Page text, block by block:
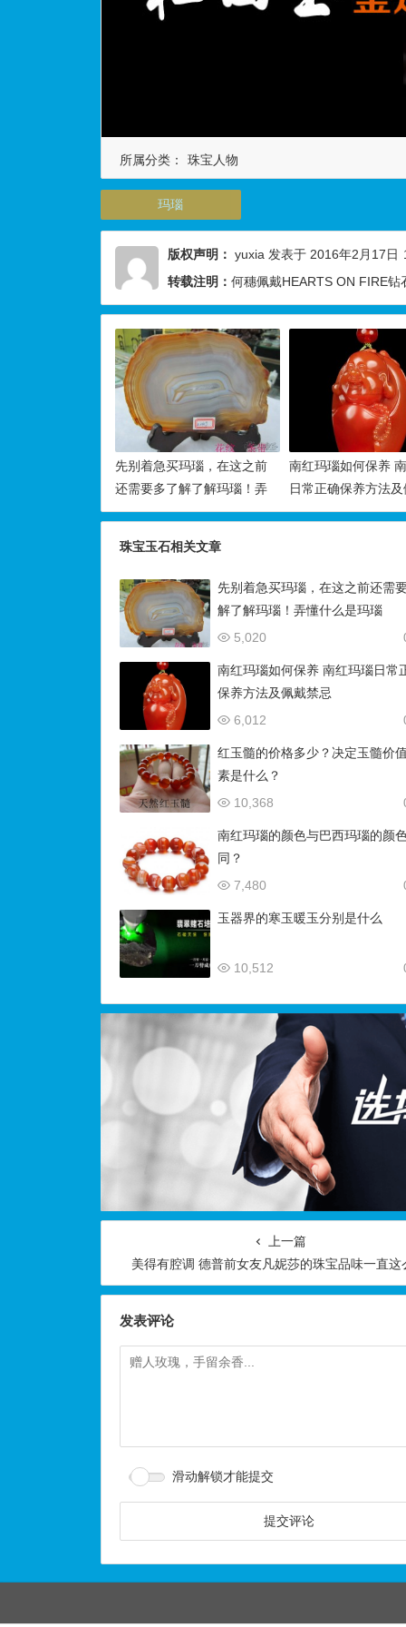
所属分类： 珠宝人物
玛瑙
版权声明： yuxia 发表于 2016年2月17日
转载注明： 何穗佩戴HEARTS ON FIRE
先别着急买玛瑙，在这之前
还需要多了解了解玛瑙！弄
懂什么是玛瑙
南红玛瑙如何保养
日常正确保养方法
忌
珠宝玉石相关文章
先别着急买玛瑙，在这之前还需
解了解玛瑙！弄懂什么是玛瑙
5,020
南红玛瑙如何保养 南红玛瑙日常
保养方法及佩戴禁忌
6,012
红玉髓的价格多少？决定玉髓价
素是什么？
10,368
南红玛瑙的颜色与巴西玛瑙的颜
同？
7,480
玉器界的寒玉暖玉分别是什么
10,512
上一篇
美得有腔调 德普前女友凡妮莎的珠宝品味一直这
发表评论
滑动解锁才能提交